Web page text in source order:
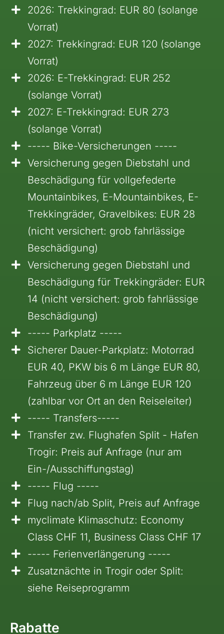
2026: Trekkingrad: EUR 80 (solange
Vorrat)
2027: Trekkingrad: EUR 120 (solange
Vorrat)
2026: E-Trekkingrad: EUR 252
(solange Vorrat)
2027: E-Trekkingrad: EUR 273
(solange Vorrat)
----- Bike-Versicherungen -----
Versicherung gegen Diebstahl und
Beschädigung für vollgefederte
Mountainbikes, E-Mountainbikes, E-
Trekkingräder, Gravelbikes: EUR 28
(nicht versichert: grob fahrlässige
Beschädigung)
Versicherung gegen Diebstahl und
Beschädigung für Trekkingräder: EUR
14 (nicht versichert: grob fahrlässige
Beschädigung)
----- Parkplatz -----
Sicherer Dauer-Parkplatz: Motorrad
EUR 40, PKW bis 6 m Länge EUR 80,
Fahrzeug über 6 m Länge EUR 120
(zahlbar vor Ort an den Reiseleiter)
----- Transfers-----
Transfer zw. Flughafen Split - Hafen
Trogir: Preis auf Anfrage (nur am
Ein-/Ausschiffungstag)
----- Flug -----
Flug nach/ab Split, Preis auf Anfrage
myclimate Klimaschutz: Economy
Class CHF 11, Business Class CHF 17
----- Ferienverlängerung -----
Zusatznächte in Trogir oder Split:
siehe Reiseprogramm
Rabatte